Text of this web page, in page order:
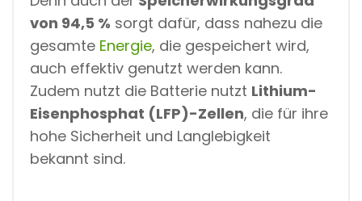
von 94,5 % sorgt dafür, dass nahezu die
gesamte Energie, die gespeichert wird,
auch effektiv genutzt werden kann.
Zudem nutzt die Batterie nutzt Lithium-
Eisenphosphat (LFP)-Zellen, die für ihre
hohe Sicherheit und Langlebigkeit
bekannt sind.